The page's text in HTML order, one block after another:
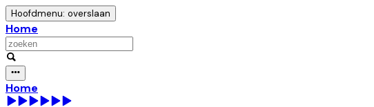
Hoofdmenu: overslaan
Home
Home